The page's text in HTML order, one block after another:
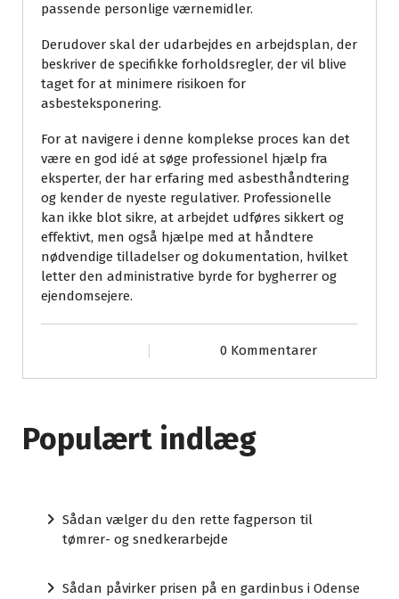
passende personlige værnemidler.
Derudover skal der udarbejdes en arbejdsplan, der
beskriver de specifikke forholdsregler, der vil blive
taget for at minimere risikoen for
asbesteksponering.
For at navigere i denne komplekse proces kan det
være en god idé at søge professionel hjælp fra
eksperter, der har erfaring med asbesthåndtering
og kender de nyeste regulativer. Professionelle
kan ikke blot sikre, at arbejdet udføres sikkert og
effektivt, men også hjælpe med at håndtere
nødvendige tilladelser og dokumentation, hvilket
letter den administrative byrde for bygherrer og
ejendomsejere.
0 Kommentarer
Populært indlæg
Sådan vælger du den rette fagperson til
tømrer- og snedkerarbejde
Sådan påvirker prisen på en gardinbus i Odense